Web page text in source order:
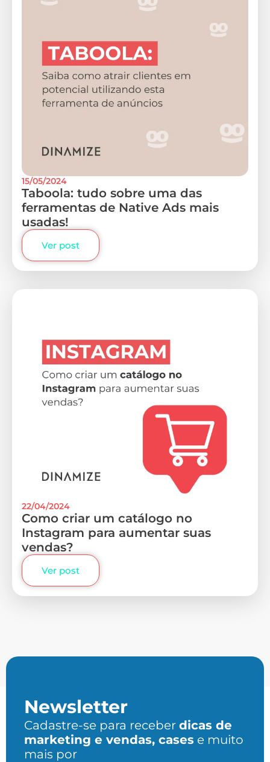
15/05/2024
Taboola: tudo sobre uma das
ferramentas de Native Ads mais
usadas!
Ver post
22/04/2024
Como criar um catálogo no
Instagram para aumentar suas
vendas?
Ver post
Newsletter
Cadastre-se para receber dicas de
marketing e vendas, cases e muito
mais por